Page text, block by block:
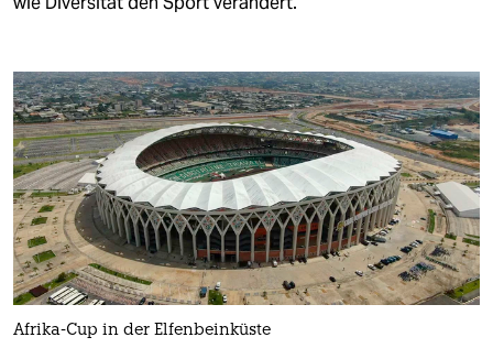
Afrika-Cup in der Elfenbeinküste